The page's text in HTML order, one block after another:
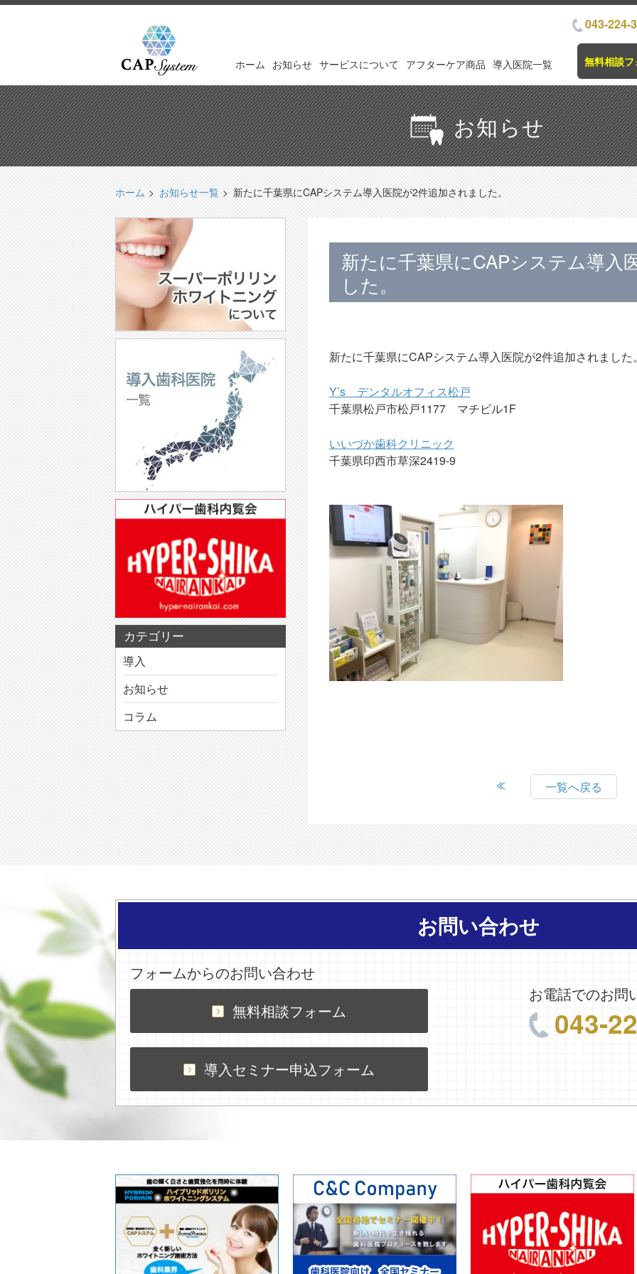
ホーム お知らせ サービスについて アフターケア商品 導入医院一覧
043-224-
無料相談
お知らせ
ホーム お知らせ一覧 新たに千葉県にCAPシステム導入医院が2件追加されました。
新たに千葉県にCAPシステム導入
した。
新たに千葉県にCAPシステム導入医院が2件追加されました
Y’s デンタルオフィス松戸
千葉県松戸市松戸1177 マチビル1F
いいづか歯科クリニック
千葉県印西市草深2419-9
一覧へ戻る
カテゴリー
導入
お知らせ
コラム
お問い合わせ
フォームからのお問い合わせ
無料相談フォーム
導入セミナー申込フォーム
お電話でのお問
043-